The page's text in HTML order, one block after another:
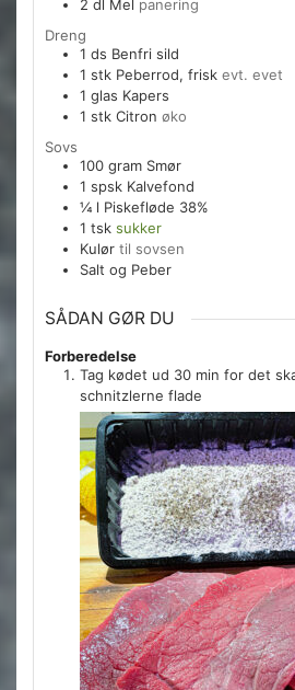
2 dl Mel panering
Dreng
1 ds Benfri sild
1 stk Peberrod, frisk evt. evet
1 glas Kapers
1 stk Citron øko
Sovs
100 gram Smør
1 spsk Kalvefond
¼ l Piskefløde 38%
1 tsk sukker
Kulør til sovsen
Salt og Peber
SÅDAN GØR DU
Forberedelse
Tag kødet ud 30 min for det
schnitzlerne flade